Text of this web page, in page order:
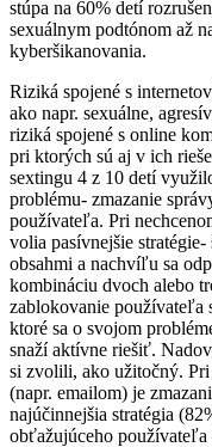
stúpa na 60% detí
sexuálnym podtónom až
kyberšikanovania.
Riziká spojené s
ako napr. sexuálne,
riziká spojené s online
pri ktorých sú aj v ich
sextingu 4 z 10 detí
problému- zmazanie
používateľa. Pri
volia pasívnejšie
obsahmi a nachvíľu sa
kombináciu dvoch alebo
zablokovanie používateľa
ktoré sa o svojom
snaží aktívne riešiť.
si zvolili, ako užitočný.
(napr. emailom) je
najúčinnejšia stratégia
obťažujúceho používateľa